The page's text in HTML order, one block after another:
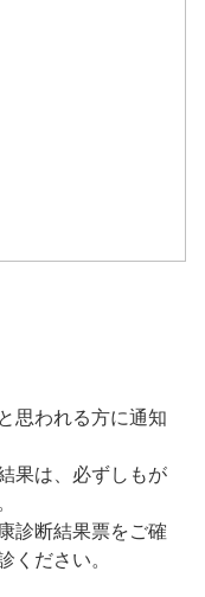
思われる方に通知
果は、必ずしもが
診断結果票をご確
ください。